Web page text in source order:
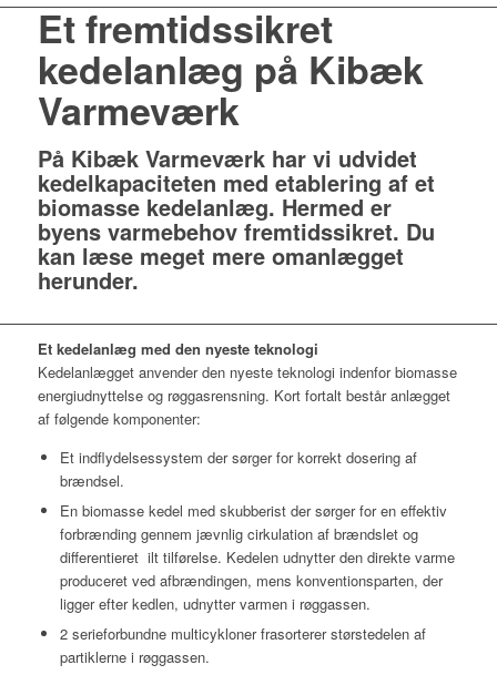
Et fremtidssikret
kedelanlæg på Kibæk
Varmeværk
På Kibæk Varmeværk har vi udvidet
kedelkapaciteten med etablering af et
biomasse kedelanlæg. Hermed er
byens varmebehov fremtidssikret. Du
kan læse meget mere omanlægget
herunder.
Et kedelanlæg med den nyeste teknologi
Kedelanlægget anvender den nyeste teknologi indenfor biomasse
energiudnyttelse og røggasrensning. Kort fortalt består anlægget
af følgende komponenter:
Et indflydelsessystem der sørger for korrekt dosering af
brændsel.
En biomasse kedel med skubberist der sørger for en effektiv
forbrænding gennem jævnlig cirkulation af brændslet og
differentieret ilt tilførelse. Kedelen udnytter den direkte varme
produceret ved afbrændingen, mens konventionsparten, der
ligger efter kedlen, udnytter varmen i røggassen.
2 serieforbundne multicykloner frasorterer størstedelen af
partiklerne i røggassen.